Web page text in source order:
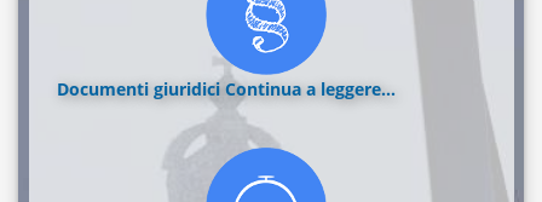
Documenti giuridici Continua a leggere...